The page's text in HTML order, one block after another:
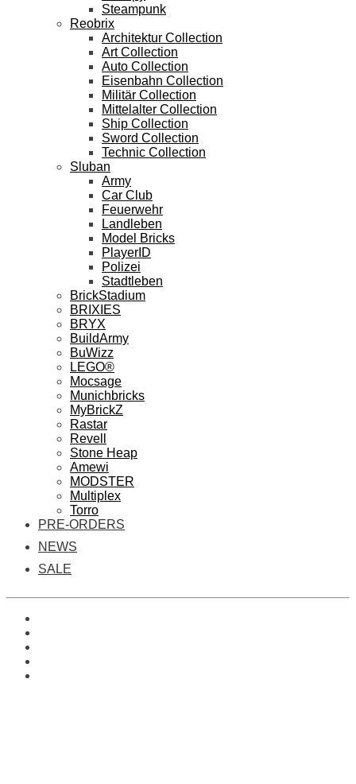
Steampunk
Reobrix
Architektur Collection
Art Collection
Auto Collection
Eisenbahn Collection
Militär Collection
Mittelalter Collection
Ship Collection
Sword Collection
Technic Collection
Sluban
Army
Car Club
Feuerwehr
Landleben
Model Bricks
PlayerID
Polizei
Stadtleben
BrickStadium
BRIXIES
BRYX
BuildArmy
BuWizz
LEGO®
Mocsage
Munichbricks
MyBrickZ
Rastar
Revell
Stone Heap
Amewi
MODSTER
Multiplex
Torro
PRE-ORDERS
NEWS
SALE